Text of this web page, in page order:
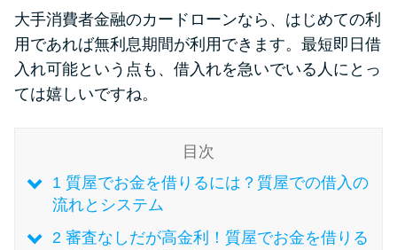
質屋でお金を借りるには？年利
やシステムをカードローンと比
較
学生がお金を借りる方法は？親
へのバレにくさや将来への影響
大手消費者金融のカードローンなら、はじめての利
用であれば無利息期間が利用できます。最短即日借
入れ可能という点も、借入れを急いでいる人にとっ
ては嬉しいですね。
目次
1質屋でお金を借りるには？質屋での借入の
流れとシステム
2審査なしだが高金利！質屋でお金を借りる